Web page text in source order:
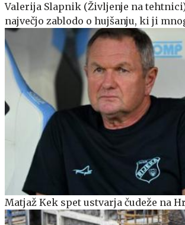
Valerija Slapnik (Življenje na
največjo zablodo o hujšanju, ki ji
Matjaž Kek spet ustvarja čudeže na